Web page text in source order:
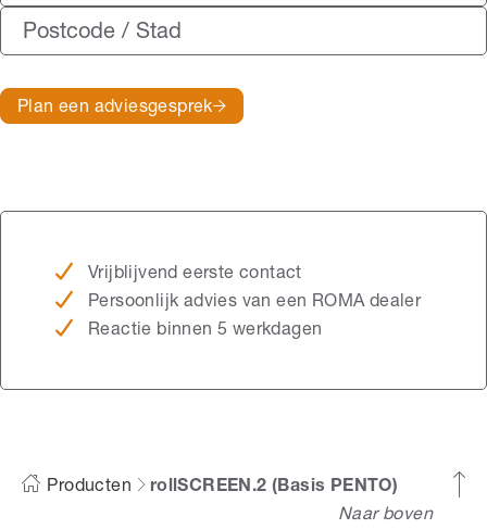
Plan een adviesgesprek
Vrijblijvend eerste contact
Persoonlijk advies van een ROMA dealer
Reactie binnen 5 werkdagen
Producten
rollSCREEN.2 (Basis PENTO)
Naar boven